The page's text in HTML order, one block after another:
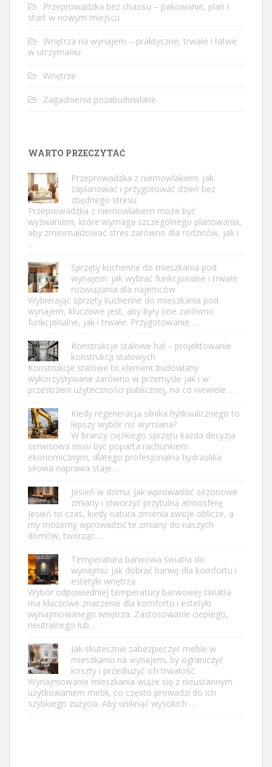
Przeprowadzka bez chaosu – pakowanie, plan i
start w nowym miejscu
Wnętrza na wynajem – praktyczne, trwałe i łatwe
w utrzymaniu
Wnętrze
Zagadnienia pozabudowlane
WARTO PRZECZYTAĆ
Przeprowadzka z niemowlakiem: jak
zaplanować i przygotować dzień bez
zbędnego stresu
Przeprowadzka z niemowlakiem może być
wyzwaniem, które wymaga szczególnego planowania,
aby zminimalizować stres zarówno dla rodziców, jak i
…
Sprzęty kuchenne do mieszkania pod
wynajem: jak wybrać funkcjonalne i trwałe
rozwiązania dla najemców
Wybierając sprzęty kuchenne do mieszkania pod
wynajem, kluczowe jest, aby były one zarówno
funkcjonalne, jak i trwałe. Przygotowanie …
Konstrukcje stalowe hal – projektowanie
konstrukcji stalowych
Konstrukcje stalowe to element budowlany
wykorzystywane zarówno w przemyśle jak i w
przestrzeni użyteczności publicznej, na co niewiele …
Kiedy regeneracja silnika hydraulicznego to
lepszy wybór niż wymiana?
W branży ciężkiego sprzętu każda decyzja
serwisowa musi być poparta rachunkiem
ekonomicznym, dlatego profesjonalna hydraulika
siłowa naprawa staje …
Jesień w domu: Jak wprowadzić sezonowe
zmiany i stworzyć przytulną atmosferę
Jesień to czas, kiedy natura zmienia swoje oblicze, a
my możemy wprowadzić te zmiany do naszych
domów, tworząc …
Temperatura barwowa światła do
wynajmu: jak dobrać barwę dla komfortu i
estetyki wnętrza
Wybór odpowiedniej temperatury barwowej światła
ma kluczowe znaczenie dla komfortu i estetyki
wynajmowanego wnętrza. Zastosowanie ciepłego,
neutralnego lub …
Jak skutecznie zabezpieczyć meble w
mieszkaniu na wynajem, by ograniczyć
koszty i przedłużyć ich trwałość
Wynajmowanie mieszkania wiąże się z nieustannym
użytkowaniem mebli, co często prowadzi do ich
szybkiego zużycia. Aby uniknąć wysokich …